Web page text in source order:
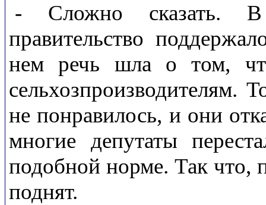
- Сложно сказать. В
правительство
нем речь шла о том,
сельхозпроизводителям.
не понравилось, и они
многие депутаты
подобной норме. Так что,
поднят.